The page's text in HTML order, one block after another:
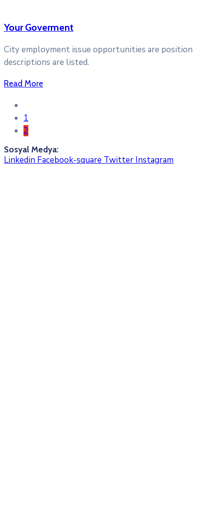
Your Goverment
City employment issue opportunities are position
descriptions are listed.
Read More
1
2
Sosyal Medya:
Linkedin Facebook-square Twitter Instagram